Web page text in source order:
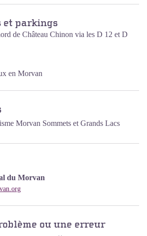
et parkings
de Château Chinon via les D 12 et D
en Morvan
Morvan Sommets et Grands Lacs
du Morvan
ou une erreur